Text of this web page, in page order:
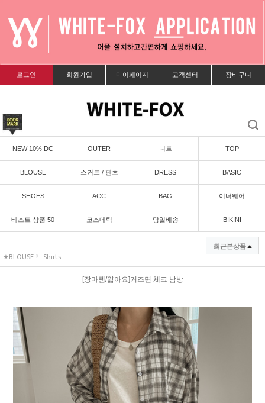
로그인 회원가입 마이페이지 고객센터 장바구니
NEW 10% DC OUTER 니트 TOP
BLOUSE 스커트 / 팬츠 DRESS BASIC
SHOES ACC BAG 이너웨어
베스트 상품 50 코스메틱 당일배송 BIKINI
★BLOUSE Shirts
최근본상품
[장마템/얇아요]거즈면 체크 남방